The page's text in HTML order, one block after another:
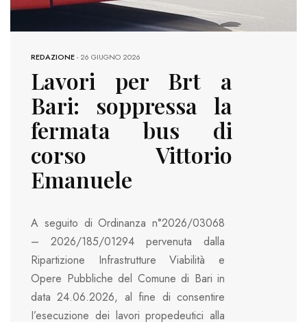
REDAZIONE-26 GIUGNO 2026
Lavori per Brt a
Bari: soppressa la
fermata bus di
corso Vittorio
Emanuele
A seguito di Ordinanza n°2026/03068
– 2026/185/01294 pervenuta dalla
Ripartizione Infrastrutture Viabilità e
Opere Pubbliche del Comune di Bari in
data 24.06.2026, al fine di consentire
I’esecuzione dei lavori propedeutici alla